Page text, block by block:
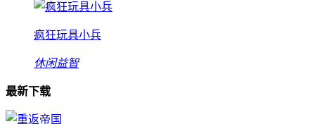
疯狂玩具小兵
休闲益智
最新下载